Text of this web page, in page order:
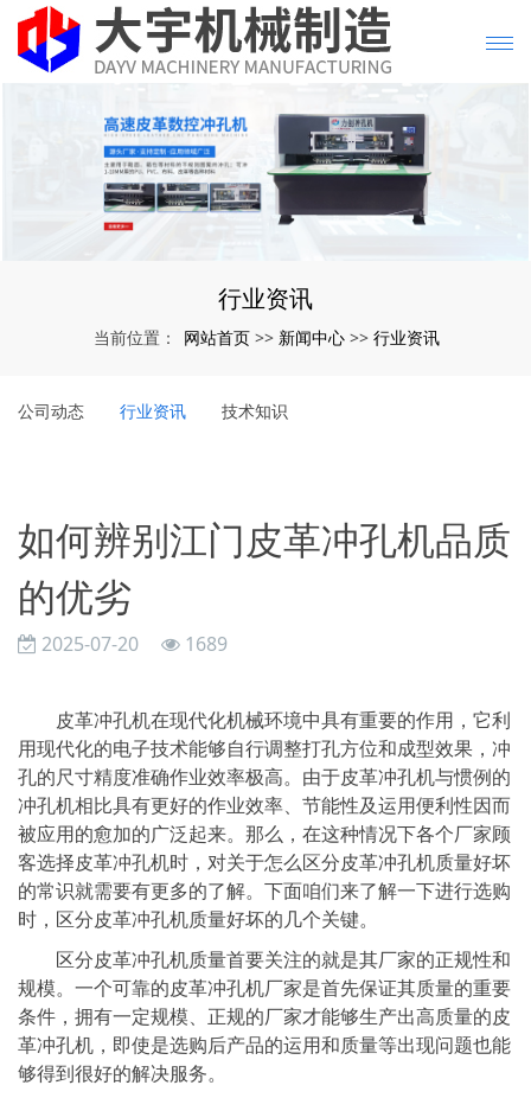
行业资讯
当前位置： 网站首页 >> 新闻中心 >> 行业资讯
公司动态 行业资讯 技术知识
如何辨别江门皮革冲孔机品质
的优劣
2025-07-20 1689
皮革冲孔机在现代化机械环境中具有重要的作用，它利
用现代化的电子技术能够自行调整打孔方位和成型效果，冲
孔的尺寸精度准确作业效率极高。由于皮革冲孔机与惯例的
冲孔机相比具有更好的作业效率、节能性及运用便利性因而
被应用的愈加的广泛起来。那么，在这种情况下各个厂家顾
客选择皮革冲孔机时，对关于怎么区分皮革冲孔机质量好坏
的常识就需要有更多的了解。下面咱们来了解一下进行选购
时，区分皮革冲孔机质量好坏的几个关键。
区分皮革冲孔机质量首要关注的就是其厂家的正规性和
规模。一个可靠的皮革冲孔机厂家是首先保证其质量的重要
条件，拥有一定规模、正规的厂家才能够生产出高质量的皮
革冲孔机，即使是选购后产品的运用和质量等出现问题也能
够得到很好的解决服务。